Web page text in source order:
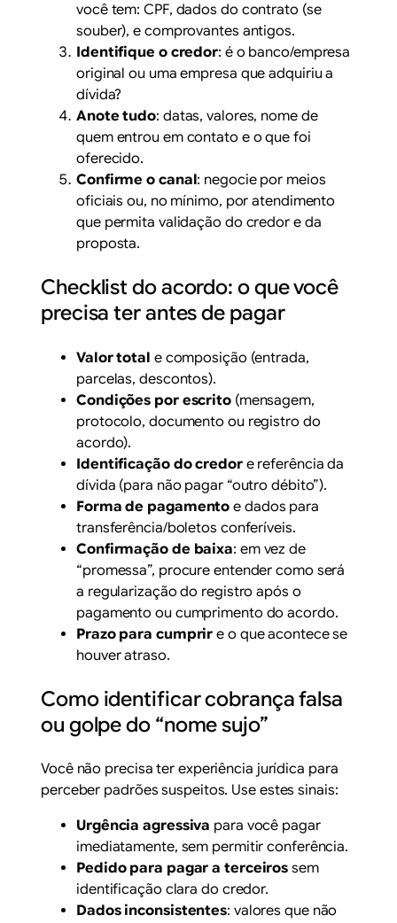
você tem: CPF, dados do contrato (se
souber), e comprovantes antigos.
Identifique o credor: é o banco/empresa
original ou uma empresa que adquiriu a
dívida?
Anote tudo: datas, valores, nome de
quem entrou em contato e o que foi
oferecido.
Confirme o canal: negocie por meios
oficiais ou, no mínimo, por atendimento
que permita validação do credor e da
proposta.
Checklist do acordo: o que você
precisa ter antes de pagar
Valor total e composição (entrada,
parcelas, descontos).
Condições por escrito(mensagem,
protocolo, documento ou registro do
acordo).
Identificação do credore referência da
dívida (para não pagar “outro débito”).
Forma de pagamento e dados para
transferência/boletos conferíveis.
Confirmação de baixa: em vez de
“promessa”, procure entender como será
a regularização do registro após o
pagamento ou cumprimento do acordo.
Prazo para cumprir e o que acontece se
houver atraso.
Como identificar cobrança falsa
ou golpe do “nome sujo”
Você não precisa ter experiência jurídica para
perceber padrões suspeitos. Use estes sinais:
Urgência agressiva para você pagar
imediatamente, sem permitir conferência.
Pedido para pagar a terceiros sem
identificação clara do credor.
Dados inconsistentes: valores que não